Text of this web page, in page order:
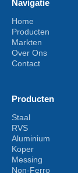
Navigatie
Home
Producten
Markten
Over Ons
Contact
Producten
Staal
RVS
Aluminium
Koper
Messing
Non-Ferro